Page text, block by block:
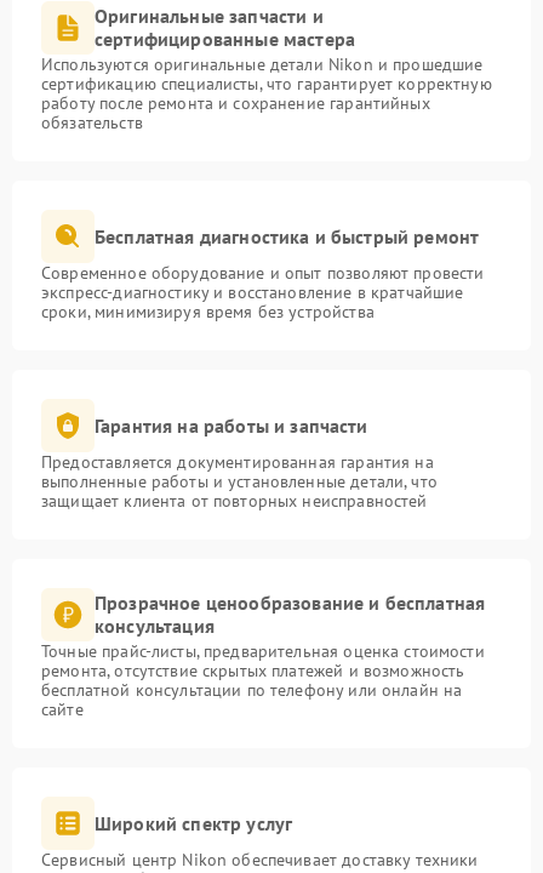
Оригинальные запчасти и
сертифицированные мастера
Используются оригинальные детали Nikon и прошедшие
сертификацию специалисты, что гарантирует корректную
работу после ремонта и сохранение гарантийных
обязательств
Бесплатная диагностика и быстрый ремонт
Современное оборудование и опыт позволяют провести
экспресс-диагностику и восстановление в кратчайшие
сроки, минимизируя время без устройства
Гарантия на работы и запчасти
Предоставляется документированная гарантия на
выполненные работы и установленные детали, что
защищает клиента от повторных неисправностей
Прозрачное ценообразование и бесплатная
консультация
Точные прайс-листы, предварительная оценка стоимости
ремонта, отсутствие скрытых платежей и возможность
бесплатной консультации по телефону или онлайн на
сайте
Широкий спектр услуг
Сервисный центр Nikon обеспечивает доставку техники